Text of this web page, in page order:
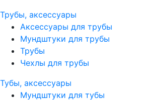
Трубы, аксессуары
Аксессуары для трубы
Мундштуки для трубы
Трубы
Чехлы для трубы
Тубы, аксессуары
Мундштуки для тубы